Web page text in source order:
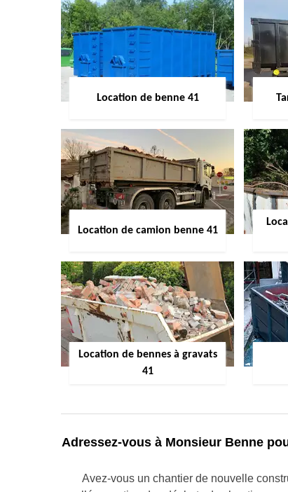
Location de benne 41
Location de camion benne 41
Location de bennes à gravats
41
Adressez-vous à Monsieur Benne
Avez-vous un chantier de nouvelle